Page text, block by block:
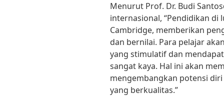
Menurut Prof. Dr. Budi
internasional, “Pendidikan
Cambridge, memberikan
dan bernilai. Para pelajar
yang stimulatif dan
sangat kaya. Hal ini akan
mengembangkan potensi
yang berkualitas.”